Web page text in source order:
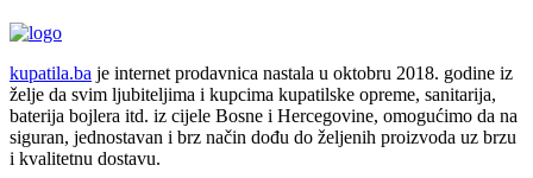
kupatila.ba je internet prodavnica nastala u oktobru 2018. godine iz
želje da svim ljubiteljima i kupcima kupatilske opreme, sanitarija,
baterija bojlera itd. iz cijele Bosne i Hercegovine, omogućimo da na
siguran, jednostavan i brz način dođu do željenih proizvoda uz brzu
i kvalitetnu dostavu.